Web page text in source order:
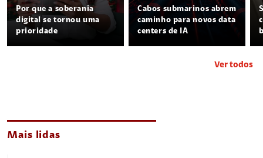
Por que a soberania
digital se tornou uma
prioridade
Cabos submarinos abrem
caminho para novos data
centers de IA
Ver todos
Mais lidas